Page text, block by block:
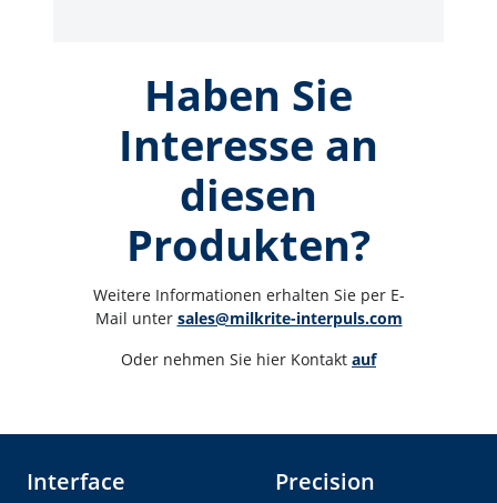
Haben Sie
Interesse an
diesen
Produkten?
Weitere Informationen erhalten Sie per E-
Mail unter sales@milkrite-interpuls.com
Oder nehmen Sie hier Kontakt auf
Interface Precision